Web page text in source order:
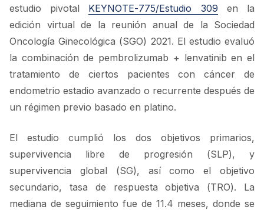
estudio pivotal KEYNOTE-775/Estudio 309 en la
edición virtual de la reunión anual de la Sociedad
Oncología Ginecológica (SGO) 2021. El estudio evaluó
la combinación de pembrolizumab + lenvatinib en el
tratamiento de ciertos pacientes con cáncer de
endometrio estadio avanzado o recurrente después de
un régimen previo basado en platino.
El estudio cumplió los dos objetivos primarios,
supervivencia libre de progresión (SLP), y
supervivencia global (SG), así como el objetivo
secundario, tasa de respuesta objetiva (TRO). La
mediana de seguimiento fue de 11.4 meses, donde se